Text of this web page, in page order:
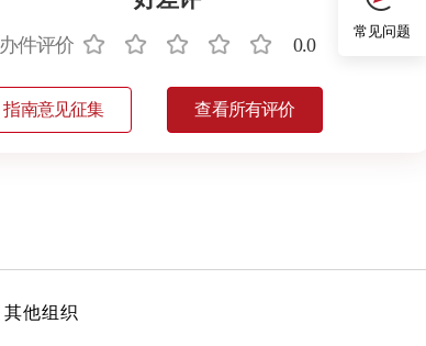
办件评价 0.0
指南意见征集 查看所有评价
其他组织
常见问题